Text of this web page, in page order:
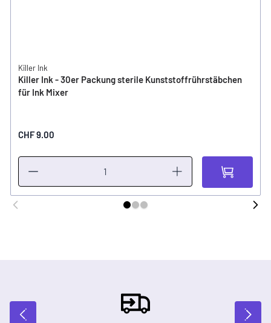
Killer Ink
Killer Ink - 30er Packung sterile Kunststoffrührstäbchen
für Ink Mixer
CHF 9.00